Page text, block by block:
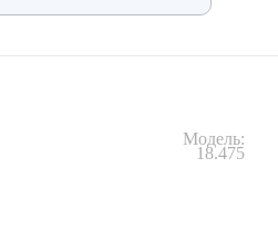
Модель:
18.475